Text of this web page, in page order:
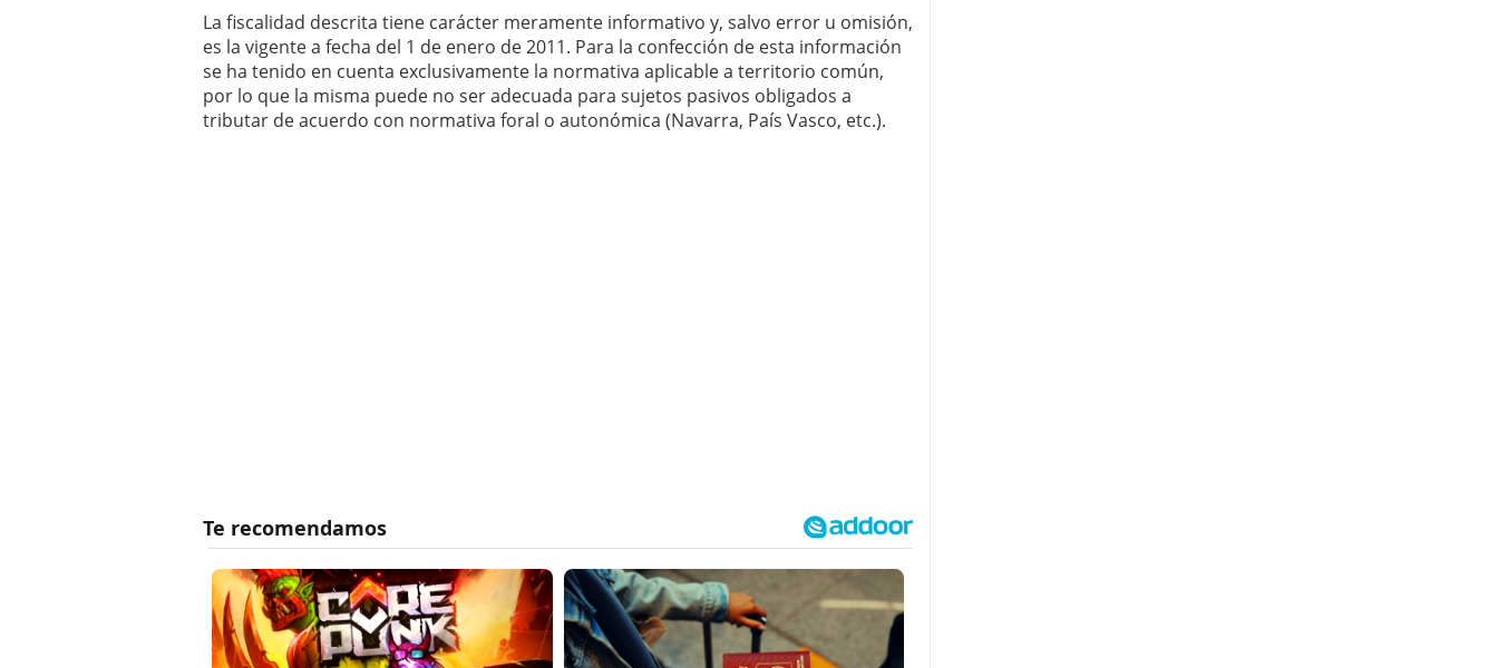
La fiscalidad descrita tiene carácter meramente informativo y, salvo error u omisión,
es la vigente a fecha del 1 de enero de 2011. Para la confección de esta información
se ha tenido en cuenta exclusivamente la normativa aplicable a territorio común,
por lo que la misma puede no ser adecuada para sujetos pasivos obligados a
tributar de acuerdo con normativa foral o autonómica (Navarra, País Vasco, etc.).